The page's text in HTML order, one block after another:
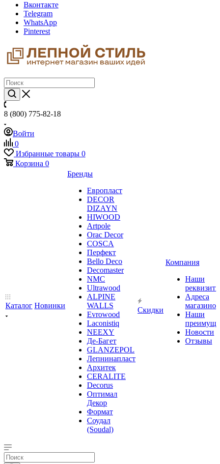
Вконтакте
Telegram
WhatsApp
Pinterest
8 (800) 775-82-18
Войти
0
Избранные товары 0
Корзина 0
Каталог Новинки
Бренды
Европласт
DECOR
DIZAYN
HIWOOD
Artpole
Orac Decor
COSCA
Перфект
Bello Deco
Decomaster
NMС
Ultrawood
ALPINE
WALLS
Evrowood
Laconistiq
NEEXY
Де-Багет
GLANZEPOL
Лепнинапласт
Архитек
CERALITE
Decorus
Оптимал
Декор
Формат
Соудал
(Soudal)
Скидки
Компания
Наши
Адреса
магазинов
Наши
Новости
Отзывы